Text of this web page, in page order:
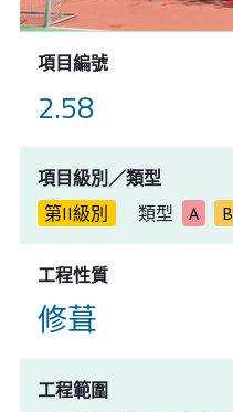
項目編號
2.58
項目級別／類型
第II級別
類型 A B
工程性質
修葺
工程範圍